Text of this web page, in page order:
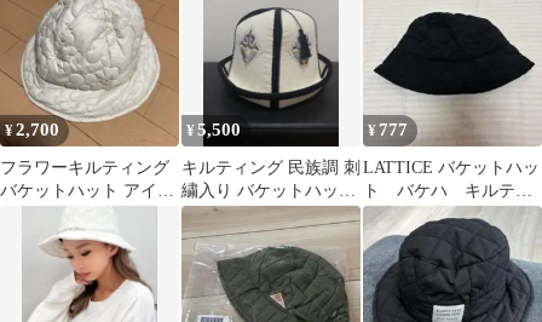
¥2,700
フラワーキルティング
バケットハット アイボ
¥5,500
キルティング 民族調 刺
繍入り バケットハット
ホワイト ブラック
¥ 777
LATTICE バケットハッ
ト バケハ キルティ
ングハット ブラック